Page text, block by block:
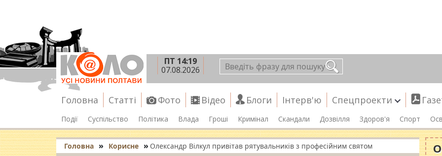
ПТ 14:19
07.08.2026
Головна Статті Фото Відео Блоги Інтерв'ю Спецпроекти
Події Суспільство Політика Влада Гроші Кримінал Скандали Дозвілля Здоров'я Спорт
Головна » Корисне » Олександр Вілкул привітав рятувальників з професійним святом